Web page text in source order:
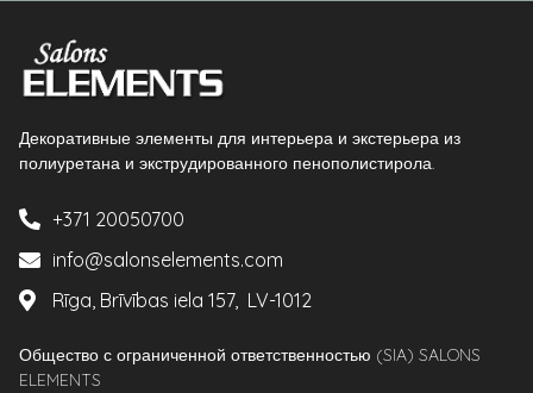
Декоративные элементы для интерьера и экстерьера из
полиуретана и экструдированного пенополистирола.
+371 20050700
info@salonselements.com
Rīga, Brīvības iela 157, LV-1012
Общество с ограниченной ответственностью (SIA) SALONS
ELEMENTS